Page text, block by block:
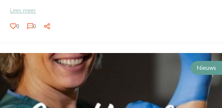
Lees meer
0 0
Nieuws